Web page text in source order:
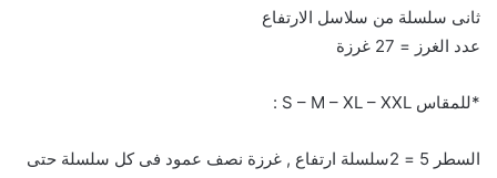
ثانى سلسلة من سلاسل الارتفاع
عدد الغرز = 27 غرزة
*للمقاس S – M – XL – XXL :
السطر 5 = 2سلسلة ارتفاع , غرزة نصف عمود فى كل سلسلة حتى